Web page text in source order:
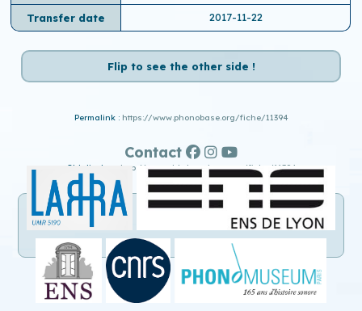
Transfer date 2017-11-22
Flip to see the other side !
Permalink : https://www.phonobase.org/fiche/11394
Old display : http://www.old.phonobase.org/fiche/11394
Contact